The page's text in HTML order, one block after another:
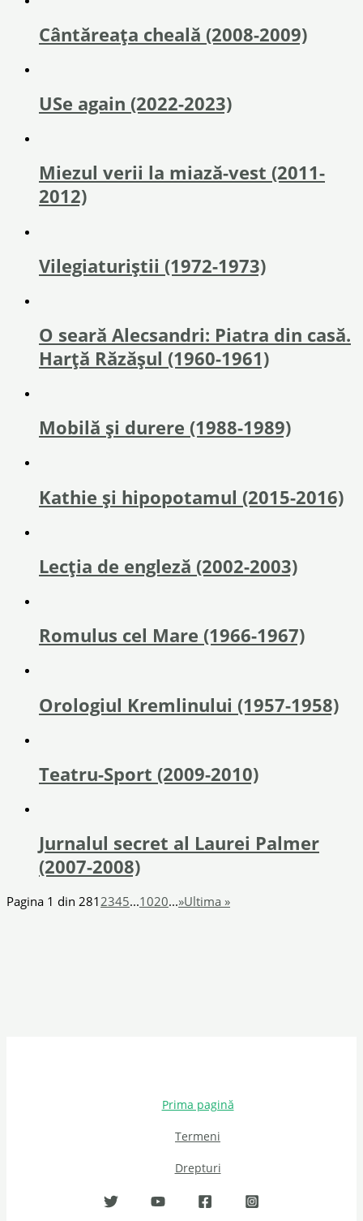
Cântăreața cheală (2008-2009)
USe again (2022-2023)
Miezul verii la miază-vest (2011-
2012)
Vilegiaturiștii (1972-1973)
O seară Alecsandri: Piatra din casă.
Harță Răzăşul (1960-1961)
Mobilă și durere (1988-1989)
Kathie și hipopotamul (2015-2016)
Lecția de engleză (2002-2003)
Romulus cel Mare (1966-1967)
Orologiul Kremlinului (1957-1958)
Teatru-Sport (2009-2010)
Jurnalul secret al Laurei Palmer
(2007-2008)
Pagina 1 din 2812345...1020...»Ultima »
Prima pagină
Termeni
Drepturi